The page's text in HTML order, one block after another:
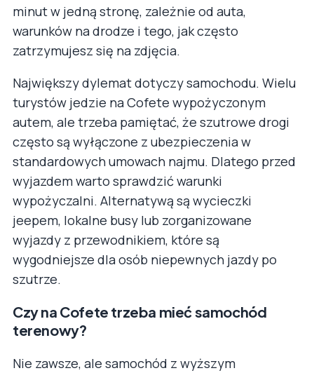
minut w jedną stronę, zależnie od auta,
warunków na drodze i tego, jak często
zatrzymujesz się na zdjęcia.
Największy dylemat dotyczy samochodu. Wielu
turystów jedzie na Cofete wypożyczonym
autem, ale trzeba pamiętać, że szutrowe drogi
często są wyłączone z ubezpieczenia w
standardowych umowach najmu. Dlatego przed
wyjazdem warto sprawdzić warunki
wypożyczalni. Alternatywą są wycieczki
jeepem, lokalne busy lub zorganizowane
wyjazdy z przewodnikiem, które są
wygodniejsze dla osób niepewnych jazdy po
szutrze.
Czy na Cofete trzeba mieć samochód
terenowy?
Nie zawsze, ale samochód z wyższym